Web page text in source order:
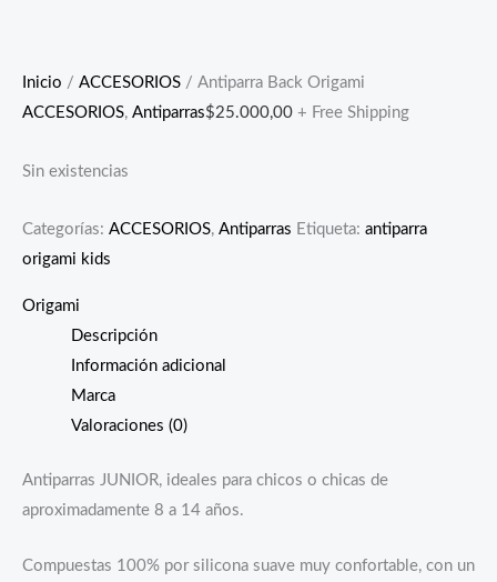
Inicio / ACCESORIOS / Antiparra Back Origami
ACCESORIOS, Antiparras$25.000,00 + Free Shipping
Sin existencias
Categorías: ACCESORIOS, Antiparras Etiqueta: antiparra
origami kids
Origami
Descripción
Información adicional
Marca
Valoraciones (0)
Antiparras JUNIOR, ideales para chicos o chicas de
aproximadamente 8 a 14 años.
Compuestas 100% por silicona suave muy confortable, con un